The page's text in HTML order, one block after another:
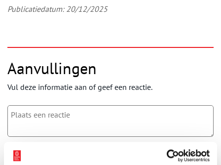
Publicatiedatum: 20/12/2025
Aanvullingen
Vul deze informatie aan of geef een reactie.
gepubliceerd.